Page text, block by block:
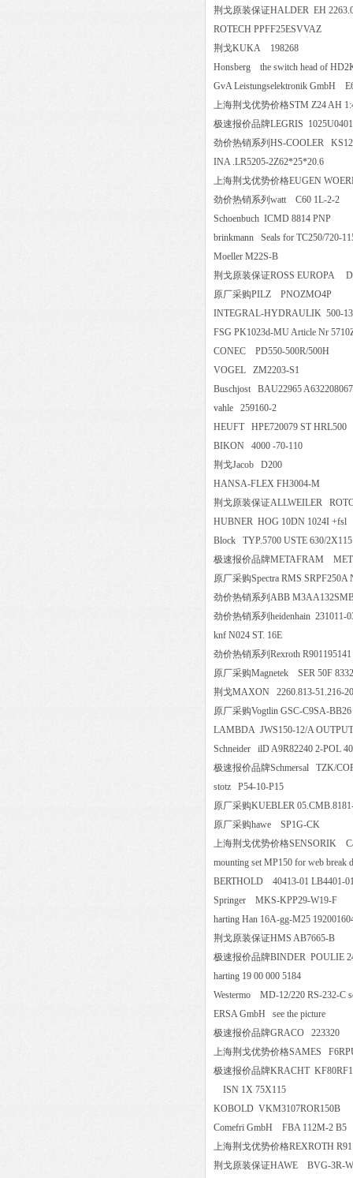
荆戈原装保证HALDER EH
ROTECH PPFF25ESVVAZ
荆戈KUKA 198268
Honsberg the switch head of
GvA Leistungselektronik
上海荆戈优势价格STM Z24
极速报价品牌LEGRIS
劲价热销系列HS-COOLER
INA .LR5205-2Z62*25*20.6
上海荆戈优势价格EUGEN
劲价热销系列watt C60 1L-
Schoenbuch ICMD 8814
brinkmann Seals for TC250/
Moeller M22S-B
荆戈原装保证ROSS
原厂采购PILZ
INTEGRAL-HYDRAULIK
FSG PK1023d-MU Article Nr
CONEC PD550-500R/500H
VOGEL ZM2203-S1
Buschjost BAU22965
vahle 259160-2
HEUFT HPE720079 ST
BIKON 4000 -70-110
荆戈Jacob D200
HANSA-FLEX FH3004-M
荆戈原装保证ALLWEILER
HUBNER HOG 10DN 1024I
Block TYP.5700 USTE 630/
极速报价品牌METAFRAM
原厂采购Spectra RMS
劲价热销系列ABB
劲价热销系列heidenhain
knf N024 ST. 16E
劲价热销系列Rexroth
原厂采购Magnetek SER 50F
荆戈MAXON 2260.813-
原厂采购Vogtlin GSC-C9SA-
LAMBDA JWS150-12/A
Schneider ilD A9R82240 2-
极速报价品牌Schmersal
stotz P54-10-P15
原厂采购KUEBLER
原厂采购hawe SP1G-CK
上海荆戈优势价格SENSORIK
mounting set MP150 for web
BERTHOLD 40413-01 LB4401-
Springer MKS-KPP29-W19-
harting Han 16A-gg-M25
荆戈原装保证HMS AB7665-
极速报价品牌BINDER
harting 19 00 000 5184
Westermo MD-12/220 RS-232-
ERSA GmbH see the picture
极速报价品牌GRACO
上海荆戈优势价格SAMES
极速报价品牌KRACHT
ISN 1X 75X115
KOBOLD
Comefri GmbH FBA 112M-
上海荆戈优势价格REXROTH
荆戈原装保证HAWE BVG-